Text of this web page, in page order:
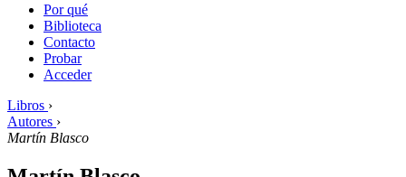
Por qué
Biblioteca
Contacto
Probar
Acceder
Libros ›
Autores ›
Martín Blasco